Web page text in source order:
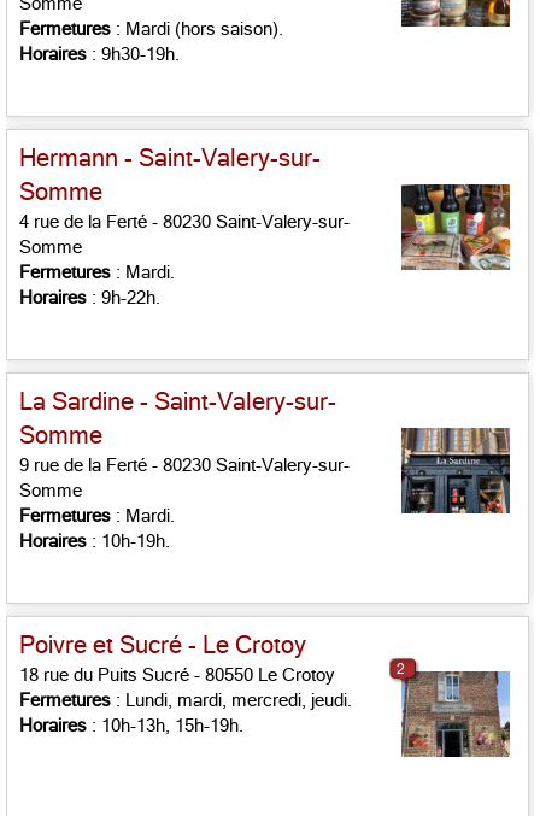
Fermetures : Mardi (hors saison).
Horaires : 9h30-19h.
Hermann - Saint-Valery-sur-
Somme
4 rue de la Ferté - 80230 Saint-Valery-sur-
Somme
Fermetures : Mardi.
Horaires : 9h-22h.
La Sardine - Saint-Valery-sur-
Somme
9 rue de la Ferté - 80230 Saint-Valery-sur-
Somme
Fermetures : Mardi.
Horaires : 10h-19h.
Poivre et Sucré - Le Crotoy
18 rue du Puits Sucré - 80550 Le Crotoy
Fermetures : Lundi, mardi, mercredi, jeudi.
Horaires : 10h-13h, 15h-19h.
2